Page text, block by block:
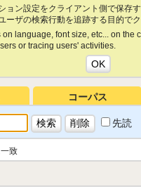
ン設定をクライアント側で保存
ザの検索行動を追跡する目的で
language, font size, etc... on the
or tracing users' activities.
コーパス
先読
致